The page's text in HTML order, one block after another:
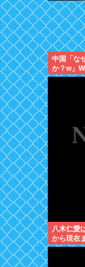
中国「な
か？w」
八木仁愛
から現在